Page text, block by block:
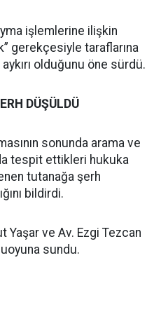
işlemlerine ilişkin
gerekçesiyle taraflarına
olduğunu öne sürdü.
DÜŞÜLDÜ
sonunda arama ve
tespit ettikleri hukuka
tutanağa şerh
bildirdi.
Yaşar ve Av. Ezgi Tezcan
sundu.